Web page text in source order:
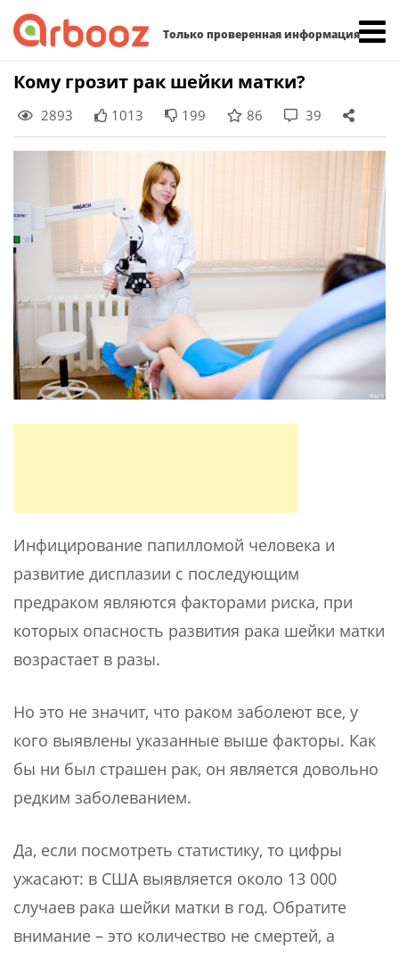
Только проверенная информация
Skip
content
Кому грозит рак шейки матки?
2893 1013 199 86 39
Инфицирование папилломой человека и
развитие дисплазии с последующим
предраком являются факторами риска, при
которых опасность развития рака шейки матки
возрастает в разы.
Но это не значит, что раком заболеют все, у
кого выявлены указанные выше факторы. Как
бы ни был страшен рак, он является довольно
редким заболеванием.
Да, если посмотреть статистику, то цифры
ужасают: в США выявляется около 13 000
случаев рака шейки матки в год. Обратите
внимание – это количество не смертей, а
Найти: